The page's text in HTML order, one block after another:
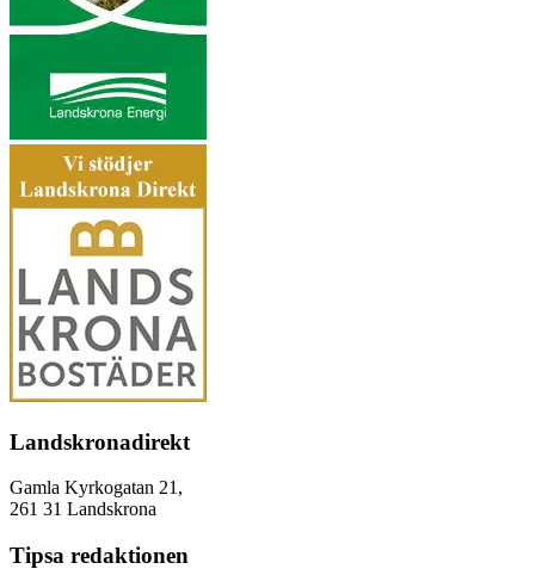
Landskronadirekt
Gamla Kyrkogatan 21,
261 31 Landskrona
Tipsa redaktionen